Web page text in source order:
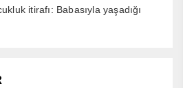
itirafı: Babasıyla yaşadığı